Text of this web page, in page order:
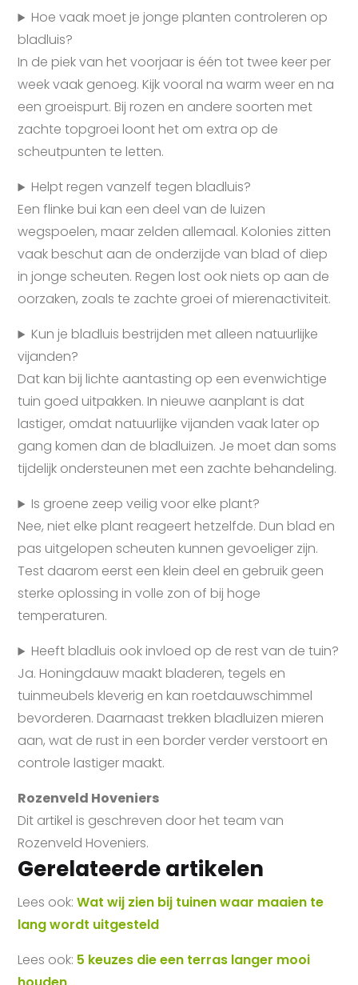
Hoe vaak moet je jonge planten controleren op
bladluis?
In de piek van het voorjaar is één tot twee keer per
week vaak genoeg. Kijk vooral na warm weer en na
een groeispurt. Bij rozen en andere soorten met
zachte topgroei loont het om extra op de
scheutpunten te letten.
Helpt regen vanzelf tegen bladluis?
Een flinke bui kan een deel van de luizen
wegspoelen, maar zelden allemaal. Kolonies zitten
vaak beschut aan de onderzijde van blad of diep
in jonge scheuten. Regen lost ook niets op aan de
oorzaken, zoals te zachte groei of mierenactiviteit.
Kun je bladluis bestrijden met alleen natuurlijke
vijanden?
Dat kan bij lichte aantasting op een evenwichtige
tuin goed uitpakken. In nieuwe aanplant is dat
lastiger, omdat natuurlijke vijanden vaak later op
gang komen dan de bladluizen. Je moet dan soms
tijdelijk ondersteunen met een zachte behandeling.
Is groene zeep veilig voor elke plant?
Nee, niet elke plant reageert hetzelfde. Dun blad en
pas uitgelopen scheuten kunnen gevoeliger zijn.
Test daarom eerst een klein deel en gebruik geen
sterke oplossing in volle zon of bij hoge
temperaturen.
Heeft bladluis ook invloed op de rest van de tuin?
Ja. Honingdauw maakt bladeren, tegels en
tuinmeubels kleverig en kan roetdauwschimmel
bevorderen. Daarnaast trekken bladluizen mieren
aan, wat de rust in een border verder verstoort en
controle lastiger maakt.
Rozenveld Hoveniers
Dit artikel is geschreven door het team van
Rozenveld Hoveniers.
Gerelateerde artikelen
Lees ook:Wat wij zien bij tuinen waar maaien te
lang wordt uitgesteld
Lees ook: 5 keuzes die een terras langer mooi